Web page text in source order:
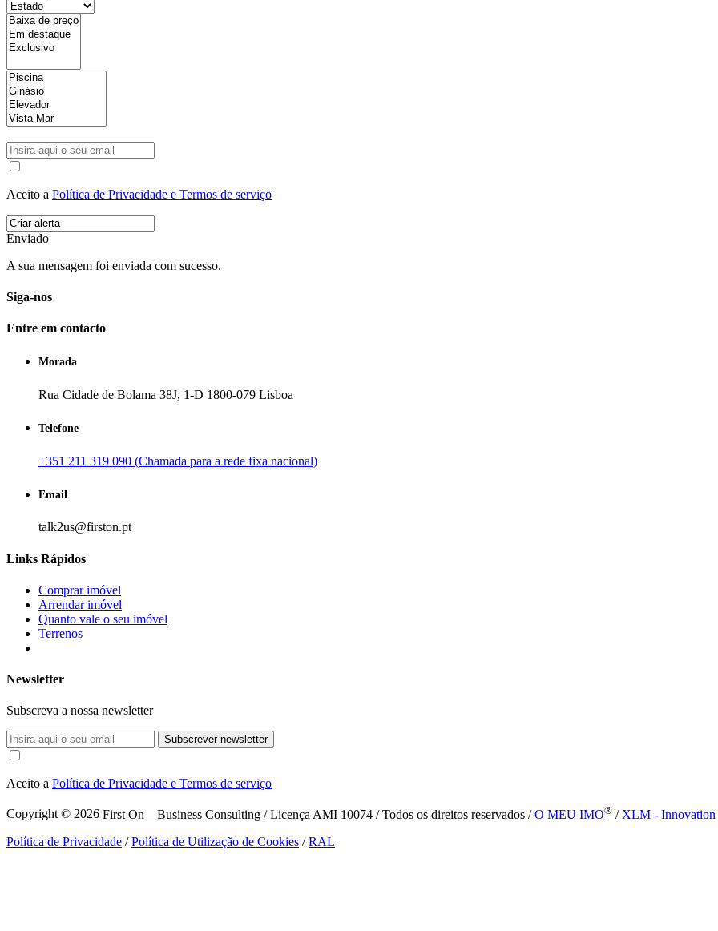
Aceito a Política de Privacidade e Termos de serviço
Enviado
A sua mensagem foi enviada com sucesso.
Siga-nos
Entre em contacto
Morada
Rua Cidade de Bolama 38J, 1-D 1800-079 Lisboa
Telefone
+351 211 319 090 (Chamada para a rede fixa nacional)
Email
talk2us@firston.pt
Links Rápidos
Comprar imóvel
Arrendar imóvel
Quanto vale o seu imóvel
Terrenos
Newsletter
Subscreva a nossa newsletter
Subscrever newsletter
Aceito a Política de Privacidade e Termos de serviço
Copyright © 2026 First On – Business Consulting / Licença AMI 10074 / Todos os direitos reservados /O MEU IMO® / XLM -
Política de Privacidade /Política de Utilização de Cookies /RAL